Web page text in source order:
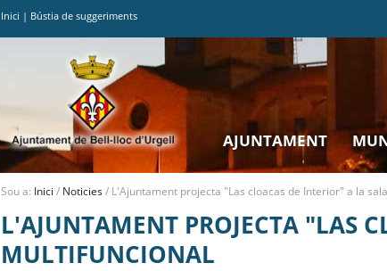
Inici | Bústia de suggeriments
AJUNTAMENT
Sou a: Inici / Noticies/ L'Ajuntament projecta "Las cloacas de Interior" a la
L'AJUNTAMENT PROJECTA "LAS
MULTIFUNCIONAL